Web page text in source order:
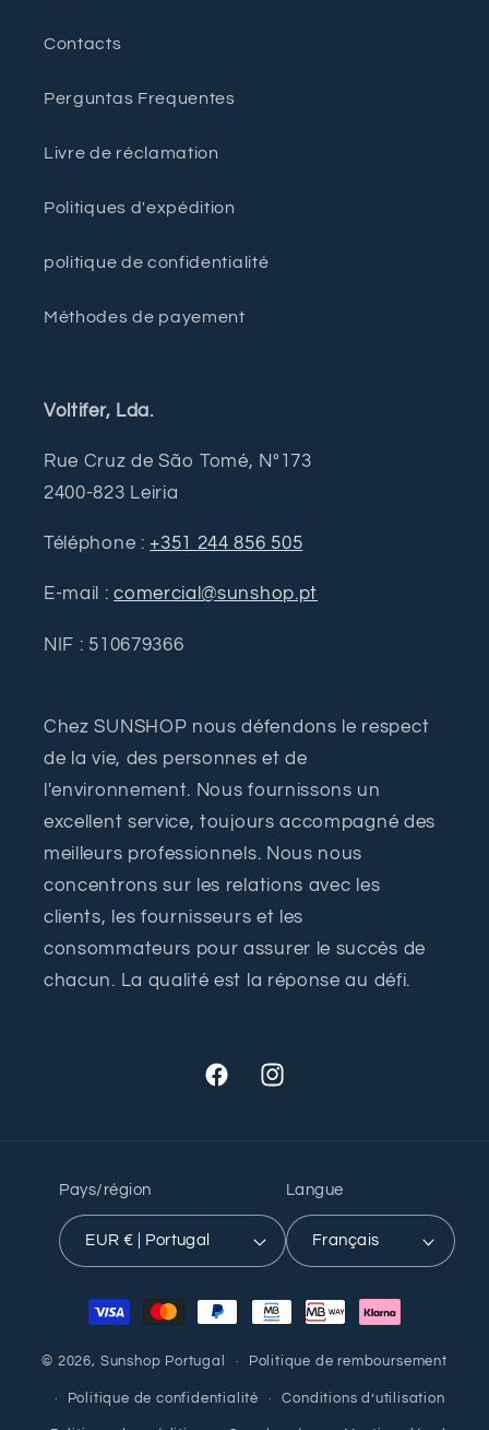
Contacts
Perguntas Frequentes
Livre de réclamation
Politiques d'expédition
politique de confidentialité
Méthodes de payement
Voltifer, Lda.
Rue Cruz de São Tomé, Nº173
2400-823 Leiria
Téléphone :+351 244 856 505
E-mail :comercial@sunshop.pt
NIF : 510679366
Chez SUNSHOP nous défendons le respect
de la vie, des personnes et de
l'environnement. Nous fournissons un
excellent service, toujours accompagné des
meilleurs professionnels. Nous nous
concentrons sur les relations avec les
clients, les fournisseurs et les
consommateurs pour assurer le succès de
chacun. La qualité est la réponse au défi.
FacebookInstagram
Pays/région
EUR € | Portugal
Langue
Français
Moyens
de
paiement
© 2026, Sunshop Portugal Politique de remboursement
Politique de confidentialité Conditions d’utilisation